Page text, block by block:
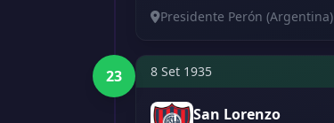
Presidente Perón (Argentina)
23 8 Set 1935
San Lorenzo